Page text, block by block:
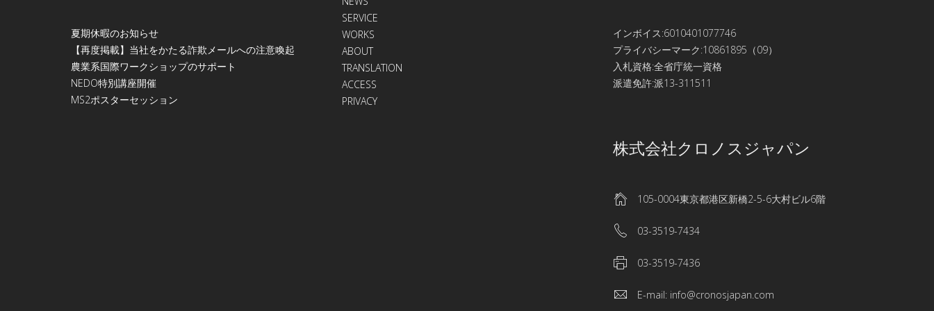
夏期休暇のお知らせ
【再度掲載】当社をかたる詐欺メールへの注意喚起
農業系国際ワークショップのサポート
NEDO特別講座開催
МS2ポスターセッション
SERVICE
WORKS
ABOUT
TRANSLATION
ACCESS
PRIVACY
インボイス:6010401077746
プライバシーマーク:10861895（09）
入札資格:全省庁統一資格
派遣免許:派13-311511
株式会社クロノスジャパン
105-0004東京都港区新橋2-5-6大村ビル6階
03-3519-7434
03-3519-7436
E-mail: info@cronosjapan.com